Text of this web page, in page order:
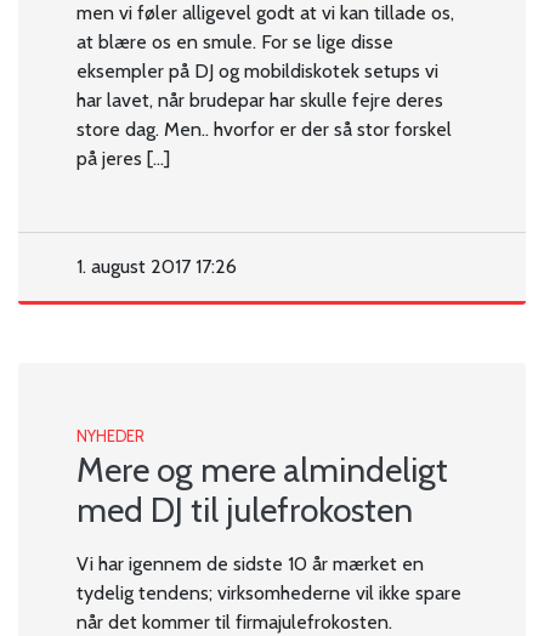
men vi føler alligevel godt at vi kan tillade os,
at blære os en smule. For se lige disse
eksempler på DJ og mobildiskotek setups vi
har lavet, når brudepar har skulle fejre deres
store dag. Men.. hvorfor er der så stor forskel
på jeres […]
1. august 2017 17:26
NYHEDER
Mere og mere almindeligt
med DJ til julefrokosten
Vi har igennem de sidste 10 år mærket en
tydelig tendens; virksomhederne vil ikke spare
når det kommer til firmajulefrokosten.